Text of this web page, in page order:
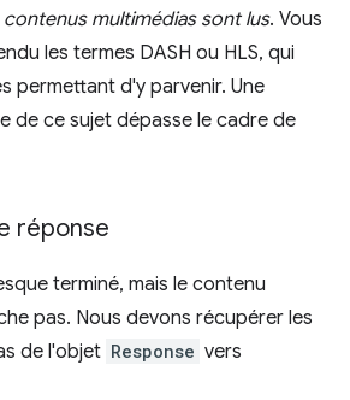
multimédias sont lus. Vous
les termes DASH ou HLS, qui
permettant d'y parvenir. Une
de ce sujet dépasse le cadre de
réponse
terminé, mais le contenu
pas. Nous devons récupérer les
de l'objet Response vers